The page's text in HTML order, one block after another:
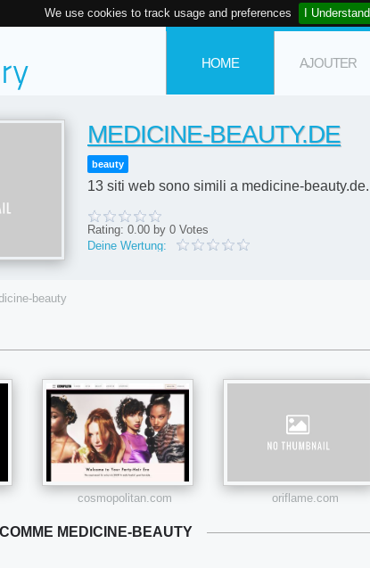
We use cookies to track usage and preferences I Understand
HOME AJOUTER
MEDICINE-BEAUTY.DE
beauty
13 siti web sono simili a medicine-beauty.de.
Rating: 0.00 by 0 Votes
Deine Wertung:
beauty
cosmopolitan.com oriflame.com
MEDICINE-BEAUTY